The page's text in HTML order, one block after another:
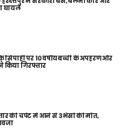
घायल
पर 10 वर्षीय बच्ची के अपहरण और
किया गिरफ्तार
की चपेट में आने से 3 भैंसों की मौत,